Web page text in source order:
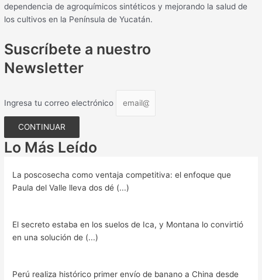
dependencia de agroquímicos sintéticos y mejorando la salud de
los cultivos en la Península de Yucatán.
Suscríbete a nuestro
Newsletter
Ingresa tu correo electrónico
CONTINUAR
Lo Más Leído
La poscosecha como ventaja competitiva: el enfoque que
Paula del Valle lleva dos dé (...)
El secreto estaba en los suelos de Ica, y Montana lo convirtió
en una solución de (...)
Perú realiza histórico primer envío de banano a China desde